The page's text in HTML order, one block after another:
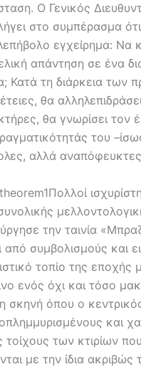
Ο Γενικός
στο συμπέρασμα
εγχείρημα: Να
απάντηση σε ένα
Κατά τη διάρκεια των
θα
θα γνωρίσει τον
του
αλλά
την ταινία
από συμβολισμούς και
τοπίο της
ενός όχι και τόσο
η σκηνή όπου ο
και
τοίχους των κτιρίων
με την ίδια